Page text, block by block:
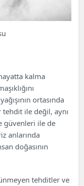
kalma
ortasında
tehdit ile değil, aynı
güvenleri ile de
anlarında
doğasının
tehditler ve